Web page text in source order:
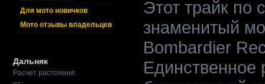
Для мото новичков
Мото отзывы владельцев
Дальняк
Расчет растояния:
Этот трайк по
знаменитый
Bombardier
Единственное